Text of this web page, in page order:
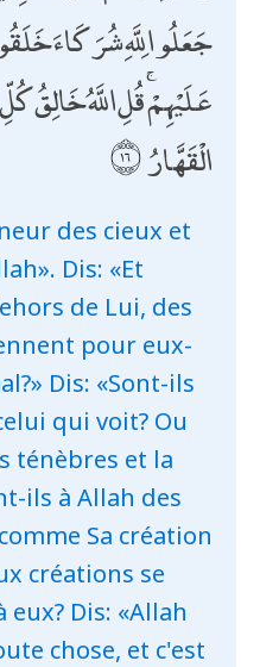
جَعَلُوا لِلَّهِ شُرَكَاءَ
عَلَيْهِمْ ۚ قُلِ اللَّهُ خَالِقُ
الْقَهَّارُ
des cieux et
Dis: «Et
de Lui, des
pour eux-
Dis: «Sont-ils
qui voit? Ou
ténèbres et la
ils à Allah des
Sa création
créations se
Dis: «Allah
chose, et c'est